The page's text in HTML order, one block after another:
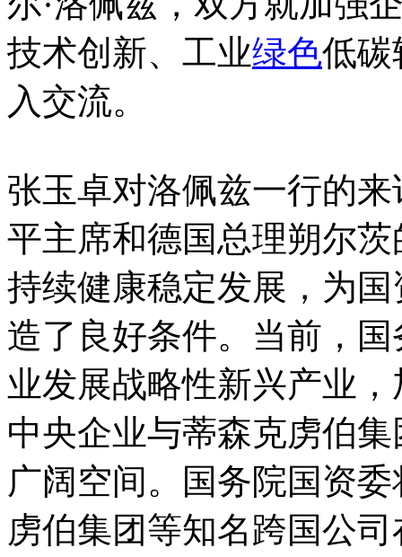
技术创新、工业绿色低碳
入交流。
张玉卓对洛佩兹一行的
平主席和德国总理朔尔
持续健康稳定发展，为
造了良好条件。当前，
业发展战略性新兴产业
中央企业与蒂森克虏伯
广阔空间。国务院国资
虏伯集团等知名跨国公